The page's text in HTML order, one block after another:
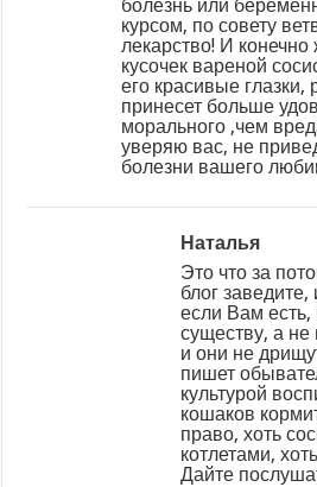
болезнь или
курсом, по совету
лекарство! И
кусочек вареной
его красивые глазки,
принесет больше
морального ,чем
уверяю вас, не
болезни вашего
Наталья
Это что за
блог
если Вам есть,
существу, а
и они не
пишет
культурой
кошаков
право, хоть
котлетами,
Дайте